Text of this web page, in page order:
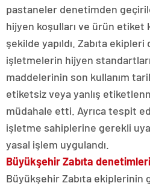
pastaneler denetimden
hijyen koşulları ve ürün etiket
şekilde yapıldı. Zabıta
işletmelerin hijyen
maddelerinin son kullanım
etiketsiz veya yanlış
müdahale etti. Ayrıca tespit
işletme sahiplerine gerekli
yasal işlem uygulandı.
Büyükşehir Zabıta denetimleri
Büyükşehir Zabıta ekiplerinin